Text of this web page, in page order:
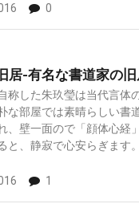
0
居-有名な書道家の
称した朱玖瑩は当代言体
な部屋では素晴らしい書
、壁一面ので「顔体心経
と、静寂で心安らぎます
1